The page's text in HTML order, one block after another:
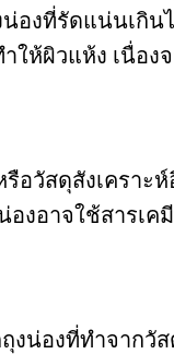
น่องที่รัดแน่นเกิน
ให้ผิวแห้ง เนื่อ
อวัสดุสังเคราะ
องอาจใช้สารเ
ถุงน่องที่ทำจากวั